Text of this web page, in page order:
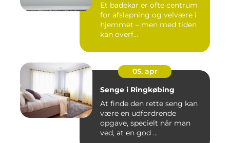
Et badekar er ofte centrum
for afslapning og velvære i
hjemmet – men med tiden
kan overf...
05. apr
Senge i Ringkøbing
At finde den rette seng kan
være en udfordrende
opgave, specielt når man
ved, at en god ...